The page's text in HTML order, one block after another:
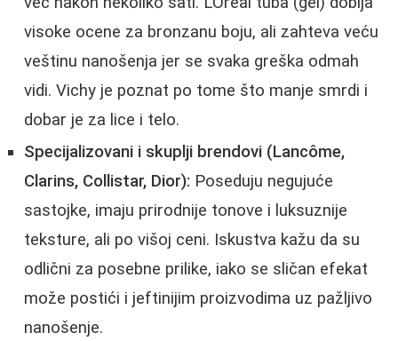
visoke ocene za bronzanu boju, ali zahteva veću
veštinu nanošenja jer se svaka greška odmah
vidi. Vichy je poznat po tome što manje smrdi i
dobar je za lice i telo.
Specijalizovani i skuplji brendovi (Lancôme,
Clarins, Collistar, Dior): Poseduju negujuće
sastojke, imaju prirodnije tonove i luksuznije
teksture, ali po višoj ceni. Iskustva kažu da su
odlični za posebne prilike, iako se sličan efekat
može postići i jeftinijim proizvodima uz pažljivo
nanošenje.